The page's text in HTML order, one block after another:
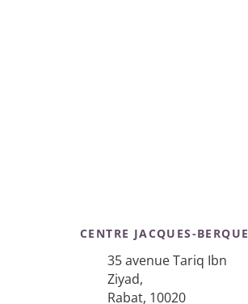
CENTRE JACQUES-BERQUE
35 avenue Tariq Ibn
Ziyad,
Rabat, 10020